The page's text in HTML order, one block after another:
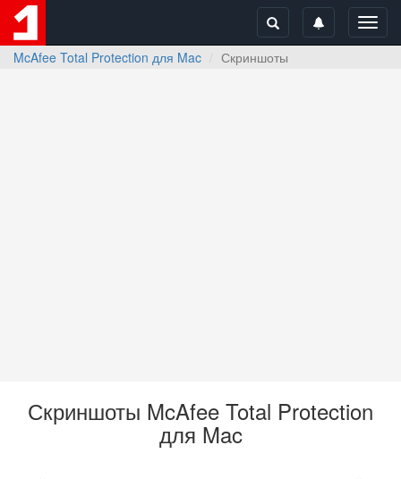
McAfee Total Protection для Mac
Скриншоты
Скриншоты McAfee Total Protection
для Mac